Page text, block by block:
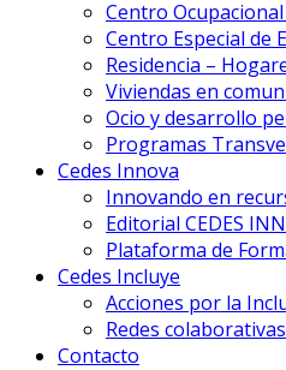
Centro
Centro Especial de
Residencia –
Viviendas en
Ocio y desarrollo
Programas
Cedes Innova
Innovando en
Editorial CEDES
Plataforma de
Cedes Incluye
Acciones por la
Redes colaborativas
Contacto